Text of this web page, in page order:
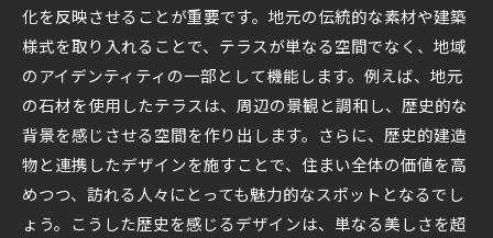
化を反映させることが重要です。地元の伝統的な素材や建築
様式を取り入れることで、テラスが単なる空間でなく、地域
のアイデンティティの一部として機能します。例えば、地元
の石材を使用したテラスは、周辺の景観と調和し、歴史的な
背景を感じさせる空間を作り出します。さらに、歴史的建造
物と連携したデザインを施すことで、住まい全体の価値を高
めつつ、訪れる人々にとっても魅力的なスポットとなるでし
ょう。こうした歴史を感じるデザインは、単なる美しさを超